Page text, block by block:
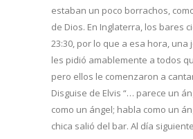
estaban un poco borrachos,
de Dios. En Inglaterra, los bares
23:30, por lo que a esa hora, una
les pidió amablemente a todos
pero ellos le comenzaron a
Disguise de Elvis “… parece un
como un ángel; habla como un
chica salió del bar. Al día